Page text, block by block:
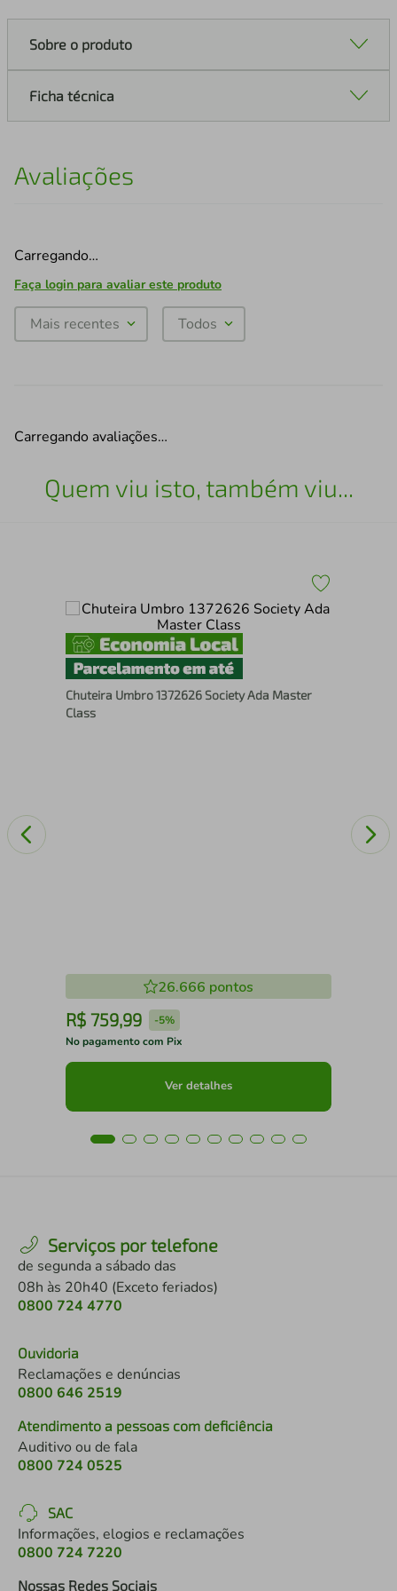
Sobre o produto
Ficha técnica
Avaliações
Carregando…
Faça login para avaliar este produto
Mais recentes Todos
Carregando avaliações…
Quem viu isto, também viu...
Chuteira Umbro 1372626 Society Ada Master
Class
26.666 pontos
R$ 759,99 -5%
No pagamento com Pix
Ver detalhes
Serviços por telefone
de segunda a sábado das
08h às 20h40 (Exceto feriados)
0800 724 4770
Ouvidoria
Reclamações e denúncias
0800 646 2519
Atendimento a pessoas com deficiência
Auditivo ou de fala
0800 724 0525
SAC
Informações, elogios e reclamações
0800 724 7220
Nossas Redes Sociais